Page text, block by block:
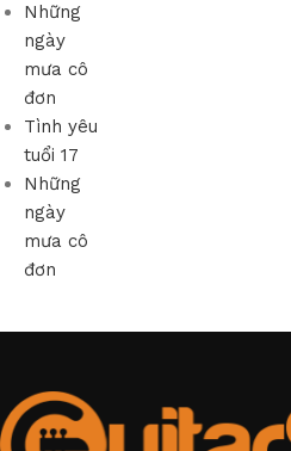
Những
ngày
mưa cô
đơn
Tình yêu
tuổi 17
Những
ngày
mưa cô
đơn